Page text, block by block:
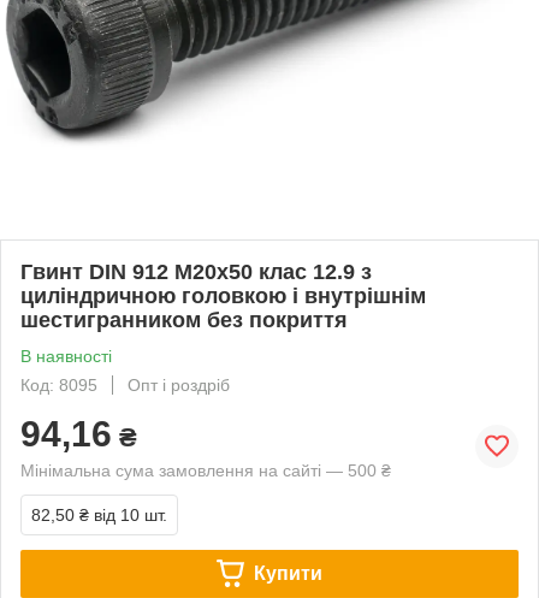
Гвинт DIN 912 М20х50 клас 12.9 з
циліндричною головкою і внутрішнім
шестигранником без покриття
В наявності
Код: 8095
Опт і роздріб
94,16 ₴
Мінімальна сума замовлення на сайті — 500 ₴
82,50 ₴ від 10 шт.
Купити